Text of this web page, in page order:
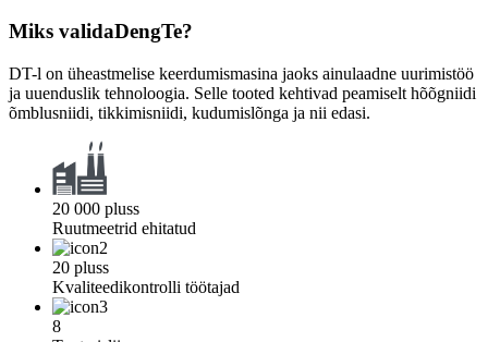
Miks validaDengTe?
DT-l on üheastmelise keerdumismasina jaoks ainulaadne uurimistöö
ja uuenduslik tehnoloogia. Selle tooted kehtivad peamiselt hõõgniidi
õmblusniidi, tikkimisniidi, kudumislõnga ja nii edasi.
20 000 pluss
Ruutmeetrid ehitatud
20 pluss
Kvaliteedikontrolli töötajad
8